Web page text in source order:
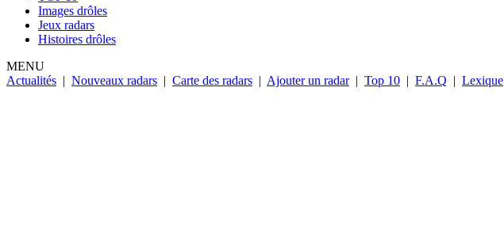
Images drôles
Jeux radars
Histoires drôles
MENU
Actualités | Nouveaux radars | Carte des radars | Ajouter un radar | Top 10 | F.A.Q | Lexique